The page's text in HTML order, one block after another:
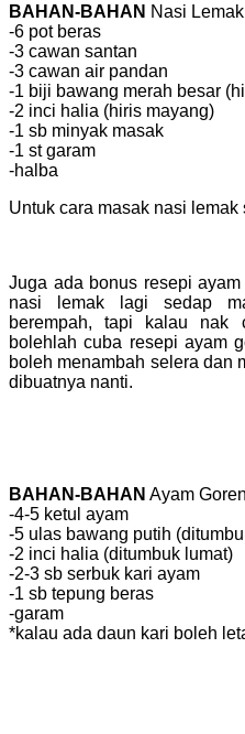
BAHAN-BAHAN Nasi
-6 pot beras
-3 cawan santan
-3 cawan air pandan
-1 biji bawang merah besar
-2 inci halia (hiris mayang)
-1 sb minyak masak
-1 st garam
-halba
Untuk cara masak nasi lemak
Juga ada bonus resepi
nasi lemak lagi sedap
berempah, tapi kalau nak
bolehlah cuba resepi ayam
boleh menambah selera dan
dibuatnya nanti.
BAHAN-BAHAN Ayam
-4-5 ketul ayam
-5 ulas bawang putih
-2 inci halia (ditumbuk lumat)
-2-3 sb serbuk kari ayam
-1 sb tepung beras
-garam
*kalau ada daun kari boleh